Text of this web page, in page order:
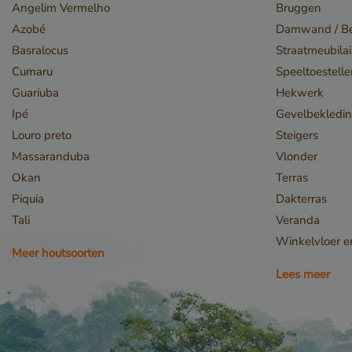
Angelim Vermelho
Azobé
Basralocus
Cumaru
Guariuba
Ipé
Louro preto
Massaranduba
Okan
Piquia
Tali
Meer houtsoorten
Bruggen
Damwand /
Hekwerk
Steigers
Vlonder
Terras
Dakterras
Veranda
Winkelvloer
Lees meer
Strikt
accountbeheer. De
_GRECAPTCHA
Google Privacy